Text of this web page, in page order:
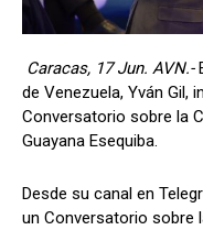
Caracas, 17 Jun. AVN.-
de Venezuela, Yván
Conversatorio sobre la
Guayana Esequiba.
Desde su canal en
un Conversatorio sobre